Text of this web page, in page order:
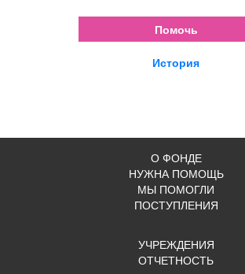
Помочь
История
О ФОНДЕ
НУЖНА ПОМОЩЬ
МЫ ПОМОГЛИ
ПОСТУПЛЕНИЯ
УЧРЕЖДЕНИЯ
ОТЧЕТНОСТЬ